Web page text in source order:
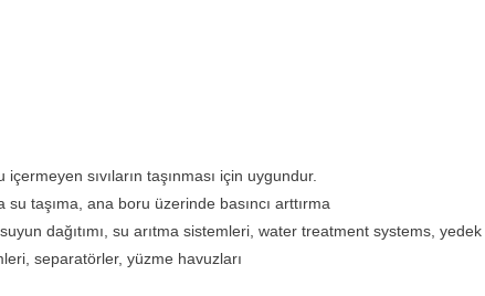
sıvıların taşınması için uygundur.
taşıma, ana boru üzerinde basıncı arttırma
dağıtımı, su arıtma sistemleri, water treatment systems,
separatörler, yüzme havuzları